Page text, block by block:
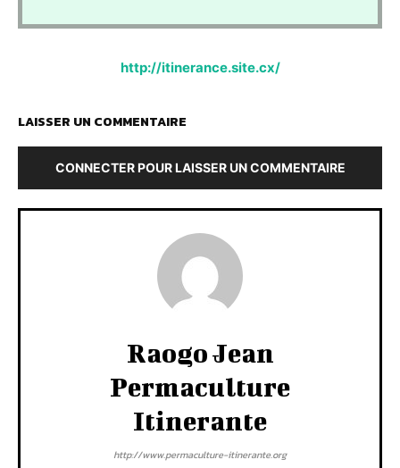
http://itinerance.site.cx/
LAISSER UN COMMENTAIRE
CONNECTER POUR LAISSER UN COMMENTAIRE
Raogo Jean
Permaculture
Itinerante
http://www.permaculture-itinerante.org